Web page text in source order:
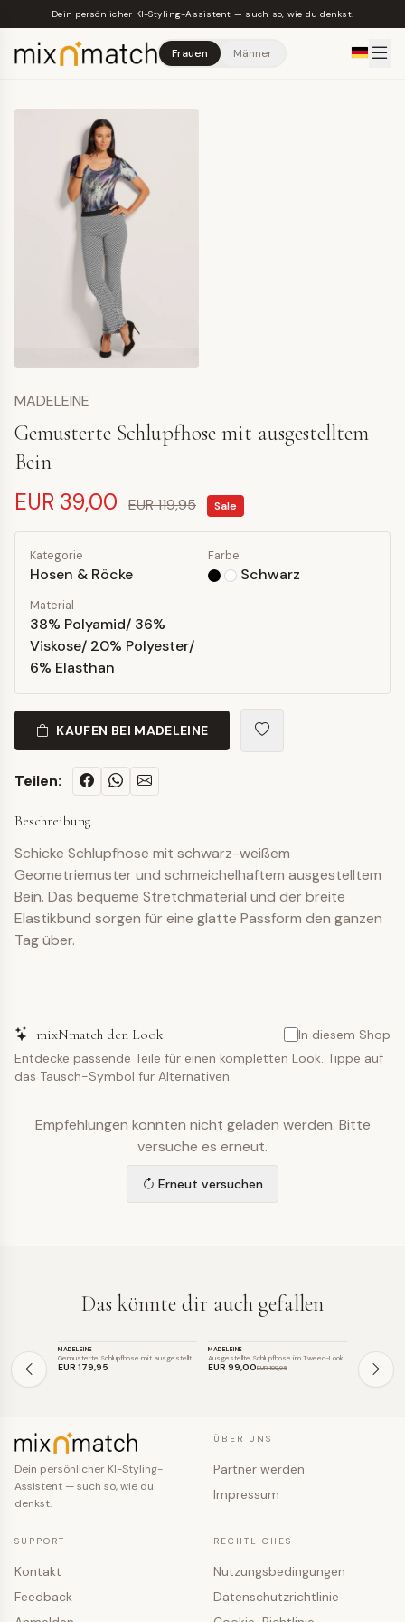
Skip to main content
Dein persönlicher KI-Styling-Assistent — such so, wie du denkst.
Frauen Männer
MADELEINE
Gemusterte Schlupfhose mit ausgestelltem
Bein
EUR 39,00 EUR 119,95 Sale
Kategorie
Hosen & Röcke
Farbe
Schwarz
Material
38% Polyamid/ 36%
Viskose/ 20% Polyester/
6% Elasthan
KAUFEN BEI MADELEINE
Teilen:
Beschreibung
Schicke Schlupfhose mit schwarz-weißem
Geometriemuster und schmeichelhaftem ausgestelltem
Bein. Das bequeme Stretchmaterial und der breite
Elastikbund sorgen für eine glatte Passform den ganzen
Tag über.
mixNmatch den Look
In diesem Shop
Entdecke passende Teile für einen kompletten Look. Tippe auf
das Tausch-Symbol für Alternativen.
Empfehlungen konnten nicht geladen werden. Bitte
versuche es erneut.
Erneut versuchen
Das könnte dir auch gefallen
MADELEINE
Gemusterte Schlupfhose mit ausgestellte…
EUR 179,95
SALE
MADELEINE
Ausgestellte Schlupfhose im Tweed-Look
EUR 99,00EUR 189,95 EUR 139
Dein persönlicher KI-Styling-
Assistent — such so, wie du
denkst.
ÜBER UNS
Partner werden
Impressum
SUPPORT
Kontakt
Feedback
RECHTLICHES
Nutzungsbedingungen
Datenschutzrichtlinie